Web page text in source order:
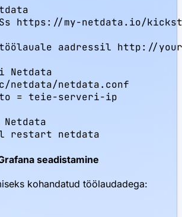
https://my-netdata.io/
töölauale aadressil http://
Netdata
netdata/netdata.conf
to = teie-serveri-ip
restart netdata
seadistamine
kohandatud töölaudadega: